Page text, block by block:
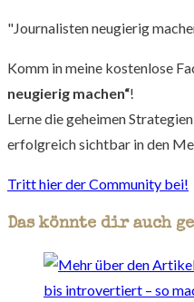
"Journalisten neugierig
Komm in meine kostenlose
neugierig machen“!
Lerne die geheimen
erfolgreich sichtbar in den
Tritt hier der Community bei!
Das könnte dir auch